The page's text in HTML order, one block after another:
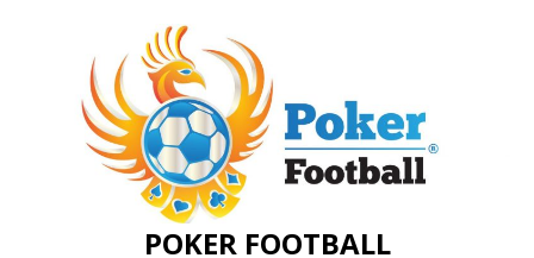
POKER FOOTBALL